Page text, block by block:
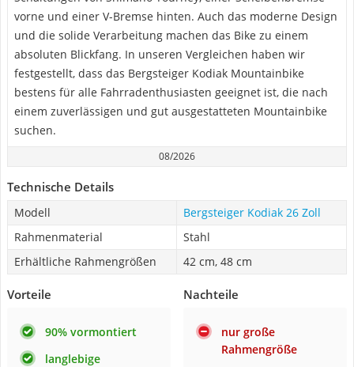
vorne und einer V-Bremse hinten. Auch das moderne Design
und die solide Verarbeitung machen das Bike zu einem
absoluten Blickfang. In unseren Vergleichen haben wir
festgestellt, dass das Bergsteiger Kodiak Mountainbike
bestens für alle Fahrradenthusiasten geeignet ist, die nach
einem zuverlässigen und gut ausgestatteten Mountainbike
suchen.
08/2026
Technische Details
Modell
Bergsteiger Kodiak 26 Zoll
Rahmenmaterial
Stahl
Erhältliche Rahmengrößen
42 cm, 48 cm
Vorteile
90% vormontiert
langlebige
Nachteile
nur große
Rahmengröße